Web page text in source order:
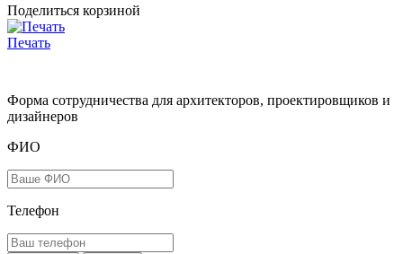
Поделиться корзиной
Печать
Форма сотрудничества для архитекторов, проектировщиков и
дизайнеров
ФИО
Телефон